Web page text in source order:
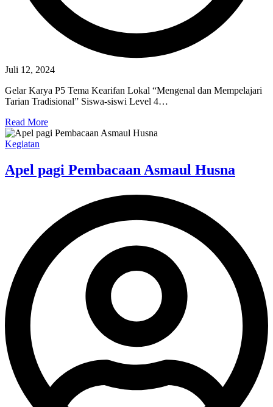
Juli 12, 2024
Gelar Karya P5 Tema Kearifan Lokal “Mengenal dan Mempelajari
Tarian Tradisional” Siswa-siswi Level 4…
Read More
Kegiatan
Apel pagi Pembacaan Asmaul Husna